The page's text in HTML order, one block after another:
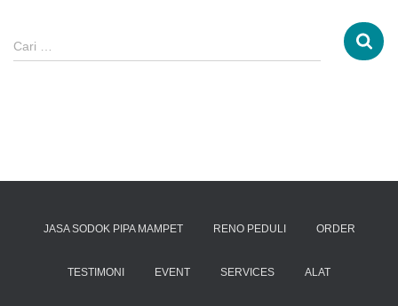
Cari …
JASA SODOK PIPA MAMPET RENO PEDULI ORDER
TESTIMONI EVENT SERVICES ALAT